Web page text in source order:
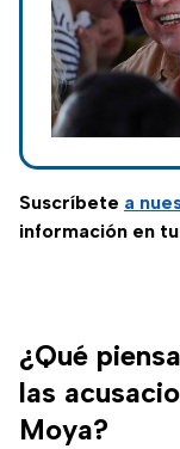
Suscríbete a
información en
¿Qué
las
Moya?